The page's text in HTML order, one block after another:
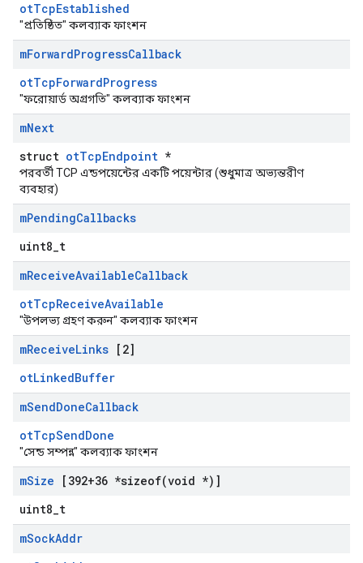
otTcpEstablished
"প্রতিষ্ঠিত" কলব্যাক ফাংশন
mForwardProgressCallback
otTcpForwardProgress
"ফরোয়ার্ড অগ্রগতি" কলব্যাক ফাংশন
mNext
struct otTcpEndpoint *
পরবর্তী TCP এন্ডপয়েন্টের একটি পয়েন্টার (শুধুমাত্র অভ্যন্তরীণ
ব্যবহার)
mPendingCallbacks
uint8_t
mReceiveAvailableCallback
otTcpReceiveAvailable
"উপলভ্য গ্রহণ করুন" কলব্যাক ফাংশন
mReceiveLinks [2]
otLinkedBuffer
mSendDoneCallback
otTcpSendDone
"সেন্ড সম্পন্ন" কলব্যাক ফাংশন
mSize [392+36 *sizeof(void *)]
uint8_t
mSockAddr